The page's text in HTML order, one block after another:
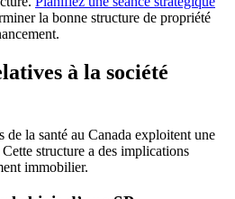
la bonne structure de propriété
à la société
de la santé au Canada exploitent une
structure a des implications
immobilier.